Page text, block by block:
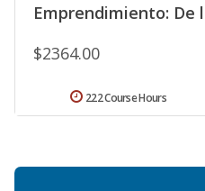
Emprendimiento: De
$2364.00
222 Course Hours